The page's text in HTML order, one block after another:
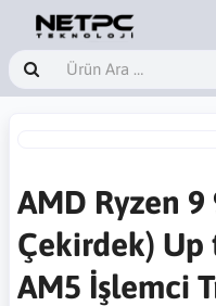
AMD Ryzen
Çekirdek) Up
AM5 İşlemci